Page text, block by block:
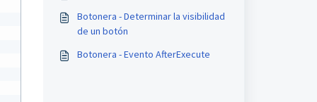
Botonera - Determinar la visibilidad
de un botón
Botonera - Evento AfterExecute